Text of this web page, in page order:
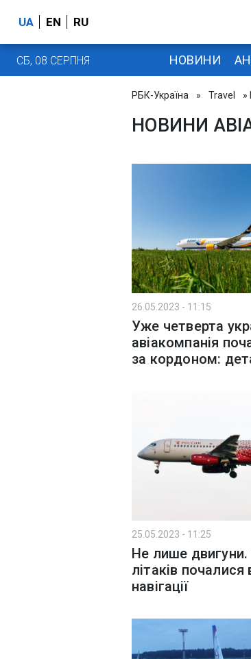
UA EN RU
СБ, 08 СЕРПНЯ НОВИНИ
РБК-Україна » Travel »
НОВИНИ
26.05.2023 - 11:15
Уже четверта
авіакомпанія
за кордоном:
25.05.2023 - 11:25
Не лише двигуни.
літаків почалися
навігації